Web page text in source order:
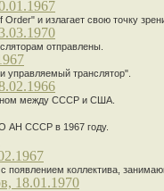
и излагает свою точку
отправлены.
управляемый транслятор".
между СССР и США.
АН СССР в 1967 году.
появлением коллектива,
18.01.1970